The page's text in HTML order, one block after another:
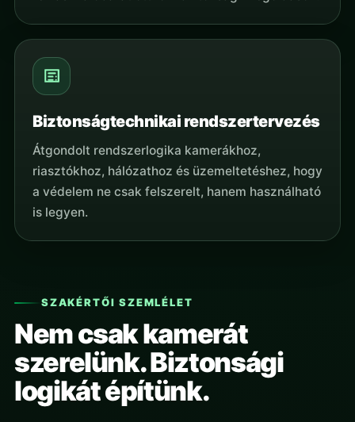
Biztonságtechnikai rendszertervezés
Átgondolt rendszerlogika kamerákhoz,
riasztókhoz, hálózathoz és üzemeltetéshez, hogy
a védelem ne csak felszerelt, hanem használható
is legyen.
SZAKÉRTŐI SZEMLÉLET
Nem csak kamerát
szerelünk. Biztonsági
logikát építünk.